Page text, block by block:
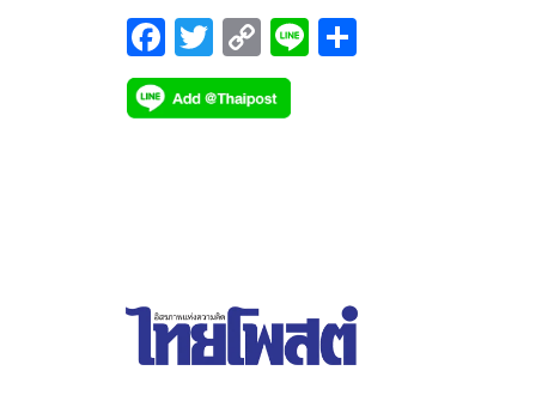
F
ac
e
T
wi
tt
C
o
p
Li